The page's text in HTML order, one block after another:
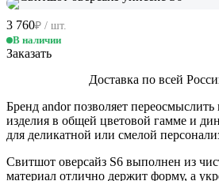
3 760₽ / шт.
В наличии
Заказать
Доставка по всей
Бренд andor позволяет
изделия в общей цветовой гамме и
для деликатной или смелой
Свитшот оверсайз S6 выполнен из
материал отлично держит форму, а